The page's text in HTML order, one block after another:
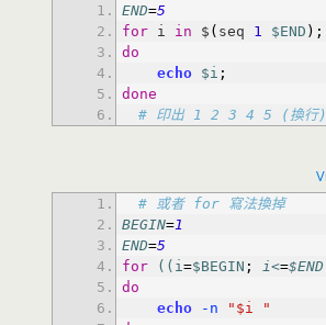
END=5
for i in $ ( seq 1 $END ) ;
do
echo $i ;
done
# 印出 1 2 3 4 5 (換行)
# 或者 for 寫法換掉
BEGIN=1
END=5
for
((i=$BEGIN ; i<=$END
do
echo -n
"$i "